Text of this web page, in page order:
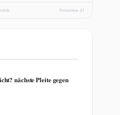
fhmonline-21
nächste Pleite gegen